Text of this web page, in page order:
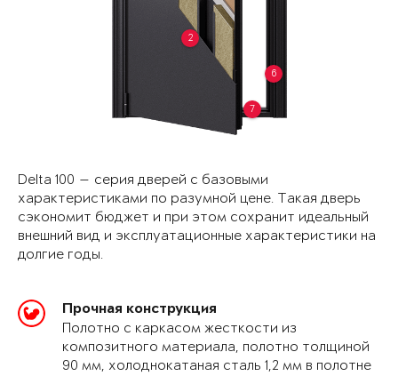
2
6
7
Delta 100 — серия дверей с базовыми
характеристиками по разумной цене. Такая дверь
сэкономит бюджет и при этом сохранит идеальный
внешний вид и эксплуатационные характеристики на
долгие годы.
Прочная конструкция
Полотно с каркасом жесткости из
композитного материала, полотно толщиной
90 мм, холоднокатаная сталь 1,2 мм в полотне